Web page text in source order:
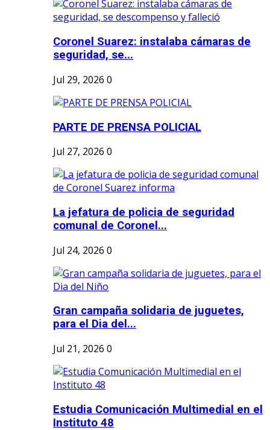
Coronel Suarez: instalaba cámaras de
seguridad, se...
Jul 29, 2026 0
PARTE DE PRENSA POLICIAL
Jul 27, 2026 0
La jefatura de policia de seguridad
comunal de Coronel...
Jul 24, 2026 0
Gran campaña solidaria de juguetes,
para el Dia del...
Jul 21, 2026 0
Estudia Comunicación Multimedial en el
Instituto 48